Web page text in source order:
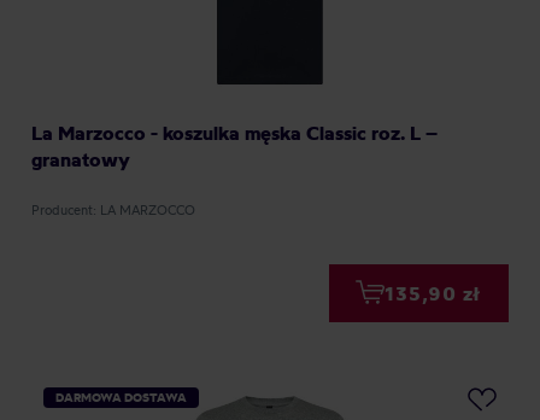
La Marzocco - koszulka męska Classic roz. L –
granatowy
Producent: LA MARZOCCO
135,90 zł
DARMOWA DOSTAWA